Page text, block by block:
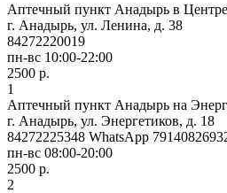
Аптечный пункт Анадырь в Центре
г. Анадырь, ул. Ленина, д. 38
84272220019
пн-вс 10:00-22:00
2500 р.
1
Аптечный пункт Анадырь на
г. Анадырь, ул. Энергетиков, д. 18
84272225348 WhatsApp
пн-вс 08:00-20:00
2500 р.
2